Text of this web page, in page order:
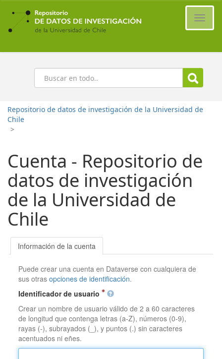
Ir
contenido
principal
Buscar
Repositorio de datos de investigación de la Universidad de
Chile
>
Cuenta - Repositorio de
datos de investigación
de la Universidad de
Chile
Información de la cuenta
Puede crear una cuenta en Dataverse con cualquiera de
sus otrasopciones de identificación.
Identificador de usuario
Crear un nombre de usuario válido de 2 a 60 caracteres
de longitud que contenga letras (a-Z), números (0-9),
rayas (-), subrayados (_), y puntos (.) sin caracteres
acentuados ni eñes.